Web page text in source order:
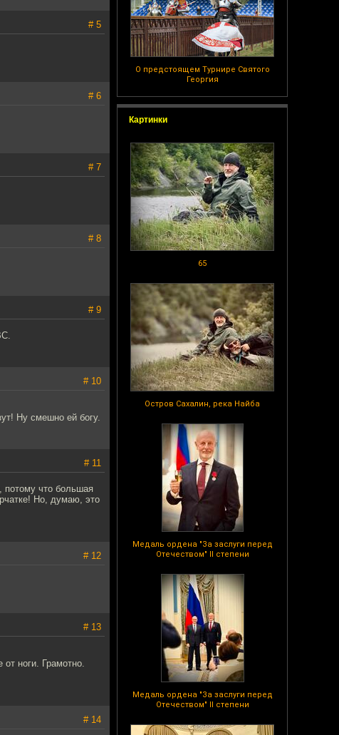
О предстоящем Турнире Святого
Георгия
Картинки
65
Остров Сахалин, река Найба
Медаль ордена "За заслуги перед
Отечеством" II степени
Медаль ордена "За заслуги перед
Отечеством" II степени
# 5
# 6
# 7
# 8
# 9
# 10
Ну смешно ей богу.
# 11
потому что большая
Но, думаю, это
# 12
# 13
ноги. Грамотно.
# 14